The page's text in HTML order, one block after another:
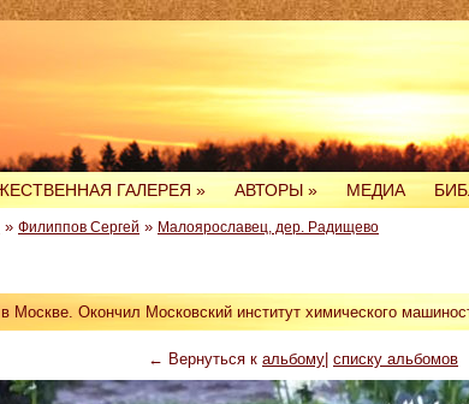
ГАЛЕРЕЯ » АВТОРЫ» МЕДИА
» Филиппов Сергей » Малоярославец, дер. Радищево
Москве. Окончил Московский институт химического
← Вернуться к альбому списку альбомов